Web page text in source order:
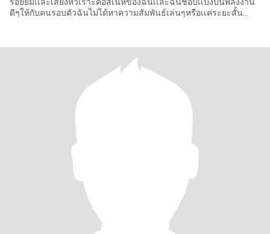
ดีๆให้กับคนรอบตัวฉันไม่ได้หาความสัมพันธ์เล่นๆหรือเเค่ระยะสั้น